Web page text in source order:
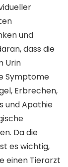
und
dass die
Urin
Symptome
Erbrechen,
und Apathie
Da die
es wichtig,
einen Tierarzt